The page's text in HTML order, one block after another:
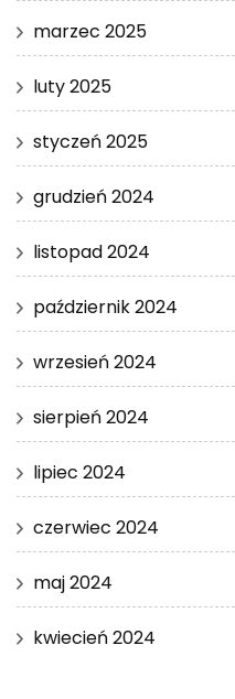
marzec 2025
luty 2025
styczeń 2025
grudzień 2024
listopad 2024
październik 2024
wrzesień 2024
sierpień 2024
lipiec 2024
czerwiec 2024
maj 2024
kwiecień 2024